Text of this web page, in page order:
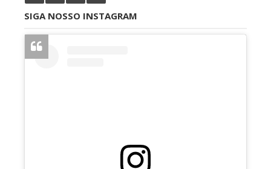
SIGA NOSSO INSTAGRAM